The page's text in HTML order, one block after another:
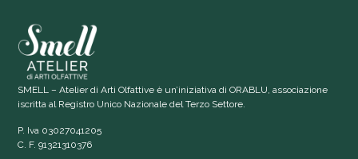
SMELL – Atelier di Arti Olfattive è un’iniziativa di ORABLU, associazione
iscritta al Registro Unico Nazionale del Terzo Settore.
P. Iva 03027041205
C. F. 91321310376